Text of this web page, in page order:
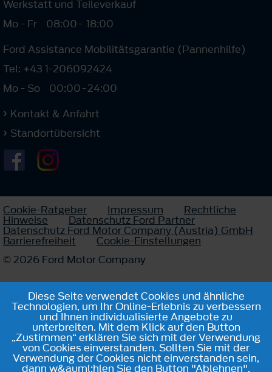
Werkstatt und Teileverkauf
Mo - Fr
08:00- 18:00
Ford Assistance Mobilitätsgarantie (Pannenhilfe)
Tel: +43 1-206092424
Mo - So
00:00-24:00
Kontakt & Anfahrt
Standortübersicht
Cookie-Ratgeber Impressum Rechtliche
Hinweise Datenschutz Ford Partner
Datenschutz Ford Motor Company (Austria) GmbH
Barrierefreiheit
Cookie-Einstellungen
© 2026 Ford Motor Company
Diese Seite verwendet Cookies und ähnliche
Technologien, um Ihr Online-Erlebnis zu verbessern
und Ihnen individualisierte Angebote zu
unterbreiten. Mit dem Klick auf den Button
„Zustimmen“ erklären Sie sich mit der Verwendung
von Cookies einverstanden. Sollten Sie mit der
Verwendung der Cookies nicht einverstanden sein,
dann w&auml;hlen Sie den Button "Ablehnen".